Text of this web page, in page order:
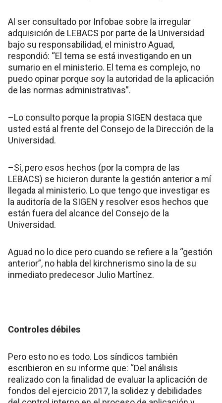
Al ser consultado por Infobae sobre la irregular
adquisición de LEBACS por parte de la Universidad
bajo su responsabilidad, el ministro Aguad,
respondió: “El tema se está investigando en un
sumario en el ministerio. El tema es complejo, no
puedo opinar porque soy la autoridad de la aplicación
de las normas administrativas”.
–Lo consulto porque la propia SIGEN destaca que
usted está al frente del Consejo de la Dirección de la
Universidad.
–Sí, pero esos hechos (por la compra de las
LEBACS) se hicieron durante la gestión anterior a mí
llegada al ministerio. Lo que tengo que investigar es
la auditoría de la SIGEN y resolver esos hechos que
están fuera del alcance del Consejo de la
Universidad.
Aguad no lo dice pero cuando se refiere a la “gestión
anterior”, no habla del kirchnerismo sino la de su
inmediato predecesor Julio Martínez.
Controles débiles
Pero esto no es todo. Los síndicos también
escribieron en su informe que: “Del análisis
realizado con la finalidad de evaluar la aplicación de
fondos del ejercicio 2017, la solidez y debilidades